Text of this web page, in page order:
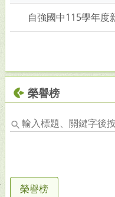
自強國中115學年度
榮譽榜
榮譽榜